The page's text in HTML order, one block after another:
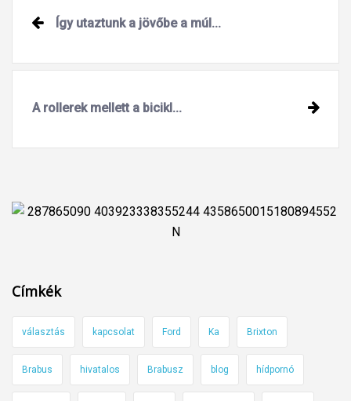
Post
navigation
Így utaztunk a jövőbe a múl...
A rollerek mellett a bicikl...
Címkék
választás kapcsolat Ford Ka Brixton
Brabus hivatalos Brabusz blog hídpornó